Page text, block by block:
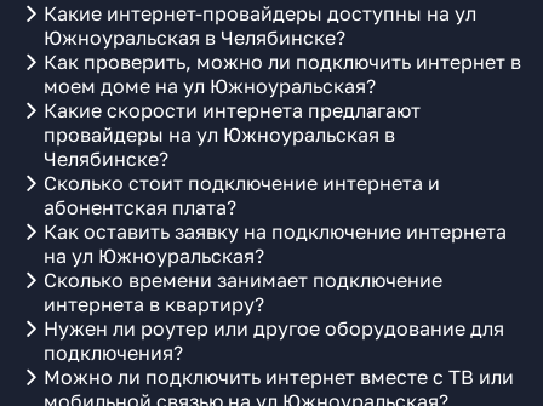
Какие интернет-провайдеры доступны на ул
Южноуральская в Челябинске?
Как проверить, можно ли подключить интернет в
моем доме на ул Южноуральская?
Какие скорости интернета предлагают
провайдеры на ул Южноуральская в
Челябинске?
Сколько стоит подключение интернета и
абонентская плата?
Как оставить заявку на подключение интернета
на ул Южноуральская?
Сколько времени занимает подключение
интернета в квартиру?
Нужен ли роутер или другое оборудование для
подключения?
Можно ли подключить интернет вместе с ТВ или
мобильной связью на ул Южноуральская?